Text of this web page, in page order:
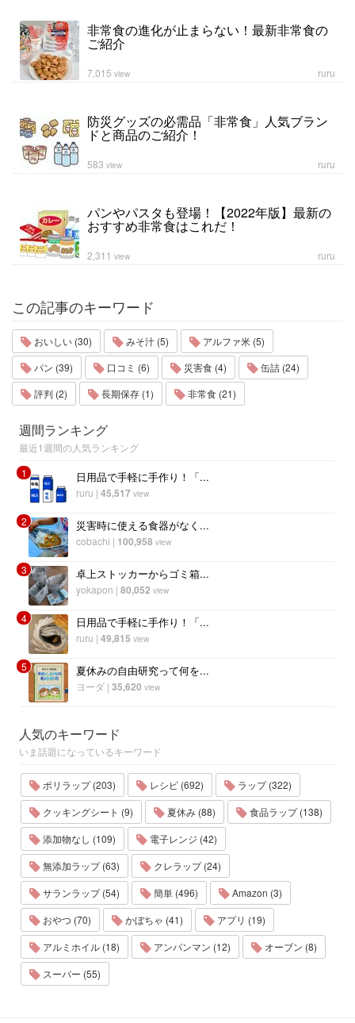
非常食の進化が止まらない！最新非常食の
ご紹介
ruru
7,015 view
防災グッズの必需品「非常食」人気ブラン
ドと商品のご紹介！
ruru
583 view
パンやパスタも登場！【2022年版】最新の
おすすめ非常食はこれだ！
ruru
2,311 view
この記事のキーワード
おいしい (30) みそ汁 (5)
アルファ米 (5)
パン (39)
口コミ (6) 災害食 (4)
缶詰 (24)
評判 (2)
長期保存 (1) 非常食 (21)
週間ランキング
最近1週間の人気ランキング
1
日用品で手軽に手作り！「...
ruru | 45,517 view
2 災害時に使える食器がなく...
cobachi | 100,958 view
3 卓上ストッカーからゴミ箱...
yokapon | 80,052 view
4 日用品で手軽に手作り！「...
ruru | 49,815 view
5 夏休みの自由研究って何を...
ヨーダ | 35,620 view
人気のキーワード
いま話題になっているキーワード
ポリラップ (203) レシピ (692)
ラップ (322)
クッキングシート (9)
夏休み (88)
食品ラップ (138)
添加物なし (109)
電子レンジ (42)
無添加ラップ (63)
クレラップ (24)
サランラップ (54)
簡単 (496)
Amazon (3)
おやつ (70)
かぼちゃ (41)
アプリ (19)
アルミホイル (18)
アンパンマン (12)
オーブン (8)
スーパー (55)